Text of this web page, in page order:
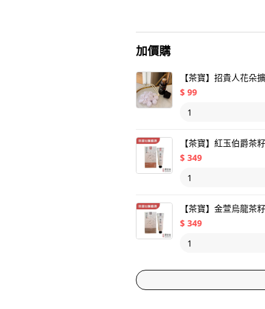
加價購
【茶寶】招貴人花朵
$ 99
【茶寶】紅玉伯爵茶
$ 349
【茶寶】金萱烏龍茶
$ 349